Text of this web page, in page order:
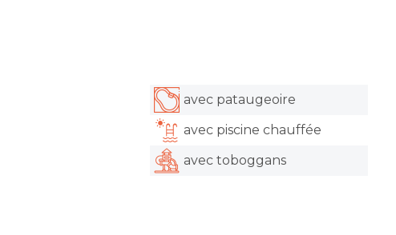
avec pataugeoire
avec piscine chauffée
avec toboggans